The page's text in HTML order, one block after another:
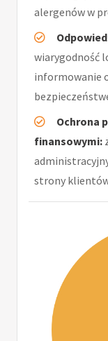
alergenów w
wiarygodność
informowanie
Ochrona
finansowymi:
strony